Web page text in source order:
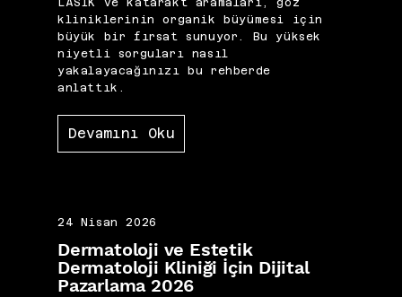
LASIK ve katarakt aramaları, göz
kliniklerinin organik büyümesi için
büyük bir fırsat sunuyor. Bu yüksek
niyetli sorguları nasıl
yakalayacağınızı bu rehberde
anlattık.
Devamını Oku
24 Nisan 2026
Dermatoloji ve Estetik
Dermatoloji Kliniği İçin Dijital
Pazarlama 2026